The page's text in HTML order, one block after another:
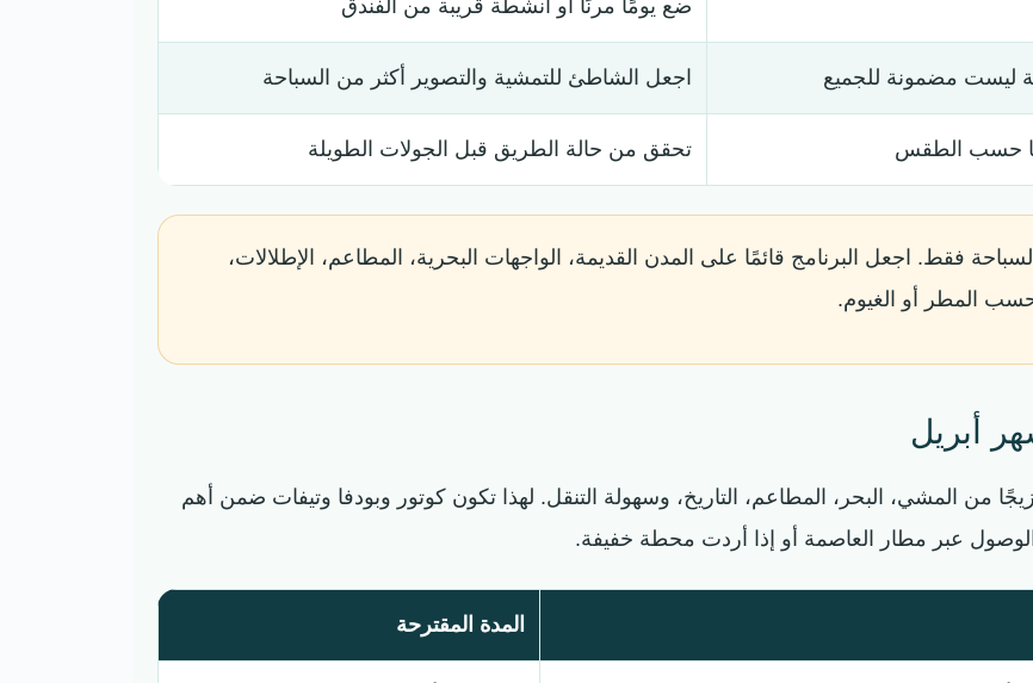
ضع يومًا مرنًا أو أنشطة قريبة من الفندق
ليست مضمونة للجميع اجعل الشاطئ للتمشية والتصوير أكثر من السباحة
حسب الطقس تحقق من حالة الطريق قبل الجولات الطويلة
فقط. اجعل البرنامج قائمًا على المدن القديمة، الواجهات البحرية، المطاعم، الإطلالات،
حسب المطر أو الغيوم.
أبريل
من المشي، البحر، المطاعم، التاريخ، وسهولة التنقل. لهذا تكون كوتور وبودفا وتيفات ضمن أهم
الوصول عبر مطار العاصمة أو إذا أردت محطة خفيفة.
المدة المقترحة